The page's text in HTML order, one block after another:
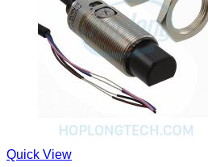
Quick View